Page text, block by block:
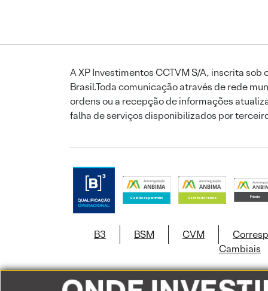
A XP Investimentos CCTVM S/A, inscrita
Brasil.Toda comunicação através de rede
ordens ou a recepção de informações
falha de serviços disponibilizados por
B3 BSM CVM
Cambiais